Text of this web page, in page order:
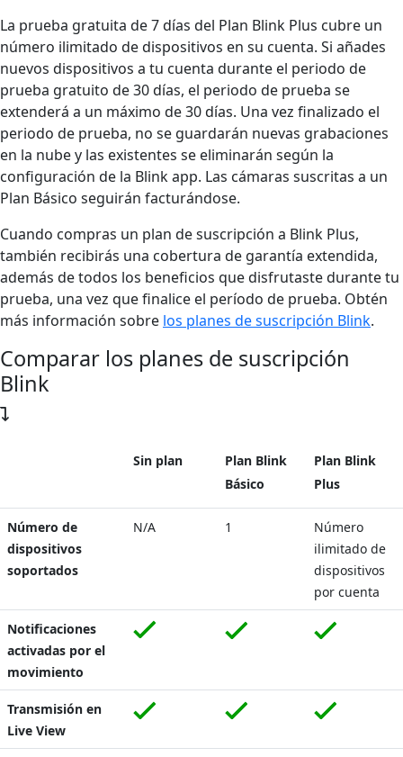
La prueba gratuita de 7 días del Plan Blink Plus cubre un
número ilimitado de dispositivos en su cuenta. Si añades
nuevos dispositivos a tu cuenta durante el periodo de
prueba gratuito de 30 días, el periodo de prueba se
extenderá a un máximo de 30 días. Una vez finalizado el
periodo de prueba, no se guardarán nuevas grabaciones
en la nube y las existentes se eliminarán según la
configuración de la Blink app. Las cámaras suscritas a un
Plan Básico seguirán facturándose.
Cuando compras un plan de suscripción a Blink Plus,
también recibirás una cobertura de garantía extendida,
además de todos los beneficios que disfrutaste durante tu
prueba, una vez que finalice el período de prueba. Obtén
más información sobre los planes de suscripción Blink.
Comparar los planes de suscripción
Blink
Sin plan
Plan Blink
Básico
Plan Blink
Plus
Número de
dispositivos
soportados
N/A 1
Número
ilimitado de
dispositivos
por cuenta
Notificaciones
activadas por el
movimiento
Transmisión en
Live View